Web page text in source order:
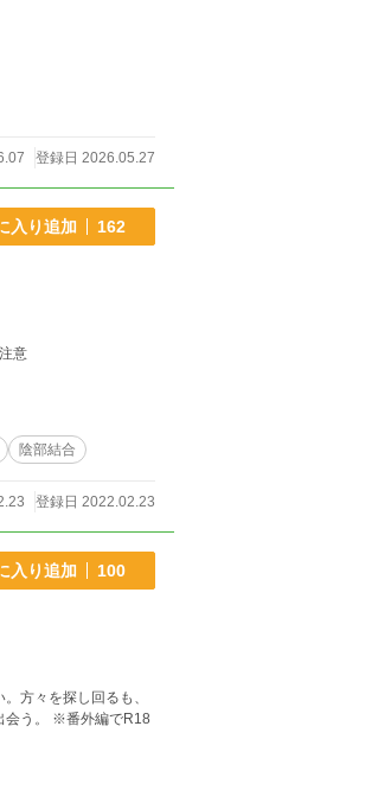
登録日 2026.05.27
入り追加 162
さくら語喘ぎ注意
陰部結合
登録日 2022.02.23
入り追加 100
方々を探し回るも、
でR18